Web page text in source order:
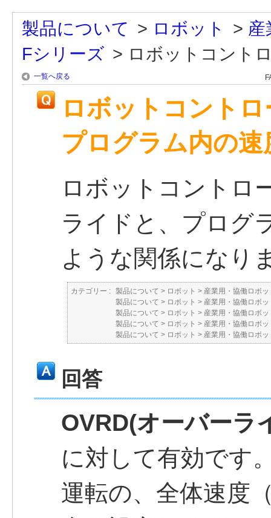
製品について > ロボット > 産
Fシリーズ > ロボットコント
一覧へ戻る
ロボットコント
プログラム内の
ロボットコントロ
ライドと、プログ
ような関係になり
カテゴリー : 製品について > ロボット > 産業用・協働ロボッ
製品について > ロボット > 産業用・協働ロボッ
製品について > ロボット > 産業用・協働ロボッ
製品について > ロボット > 産業用・協働ロボッ
製品について > ロボット > 産業用・協働ロボッ
回答
OVRD(オーバーラ
に対して有効です
運転の、全体速度